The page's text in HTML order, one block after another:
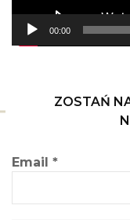
00:00
ZOSTAŃ
Email *